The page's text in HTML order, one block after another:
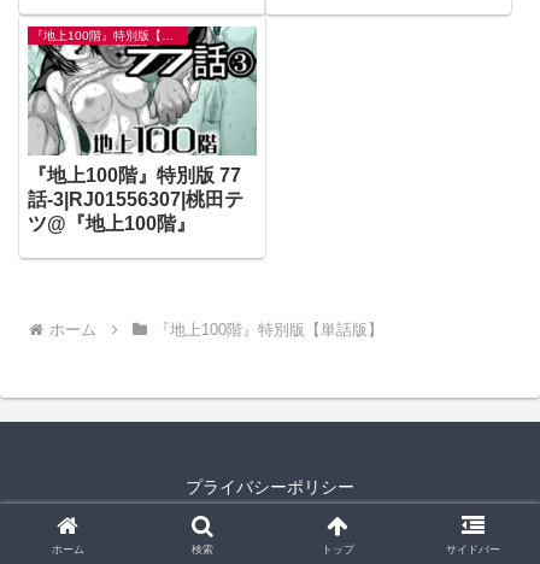
『地上100階』特別版【単話版】
『地上100階』特別版 77
話-3|RJ01556307|桃田テ
ツ@『地上100階』
ホーム 『地上100階』特別版【単話版】
プライバシーポリシー
© 2024 エロ同人コミックまとめ.
ホーム 検索 トップ サイドバー